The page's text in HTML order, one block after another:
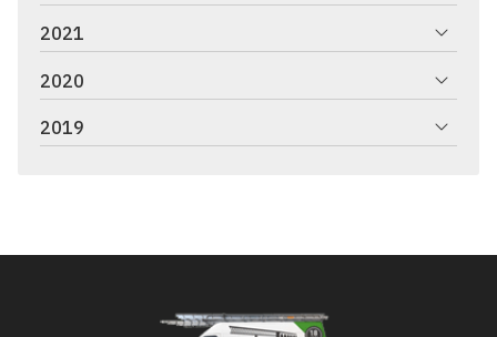
2021
2020
2019